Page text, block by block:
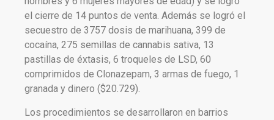
el cierre de 14 puntos de venta. Además se logró el
secuestro de 3757 dosis de marihuana, 399 de
cocaína, 275 semillas de cannabis sativa, 13
pastillas de éxtasis, 6 troqueles de LSD, 60
comprimidos de Clonazepam, 3 armas de fuego, 1
granada y dinero ($20.729).
Los procedimientos se desarrollaron en barrios